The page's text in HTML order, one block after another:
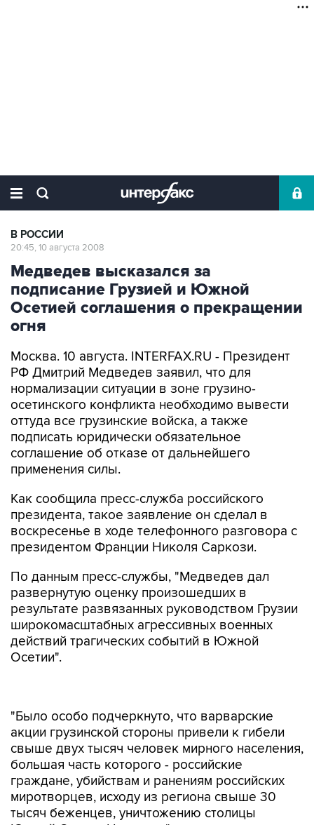
В РОССИИ
20:45, 10 августа 2008
Медведев высказался за
подписание Грузией и Южной
Осетией соглашения о прекращении
огня
Москва. 10 августа. INTERFAX.RU - Президент
РФ Дмитрий Медведев заявил, что для
нормализации ситуации в зоне грузино-
осетинского конфликта необходимо вывести
оттуда все грузинские войска, а также
подписать юридически обязательное
соглашение об отказе от дальнейшего
применения силы.
Как сообщила пресс-служба российского
президента, такое заявление он сделал в
воскресенье в ходе телефонного разговора с
президентом Франции Николя Саркози.
По данным пресс-службы, "Медведев дал
развернутую оценку произошедших в
результате развязанных руководством Грузии
широкомасштабных агрессивных военных
действий трагических событий в Южной
Осетии".
свыше двух тысяч человек мирного населения,
большая часть которого - российские
граждане, убийствам и ранениям российских
миротворцев, исходу из региона свыше 30
тысяч беженцев, уничтожению столицы
Южной Осетии Цхинвали", - отмечается в
сообщении пресс-службы.